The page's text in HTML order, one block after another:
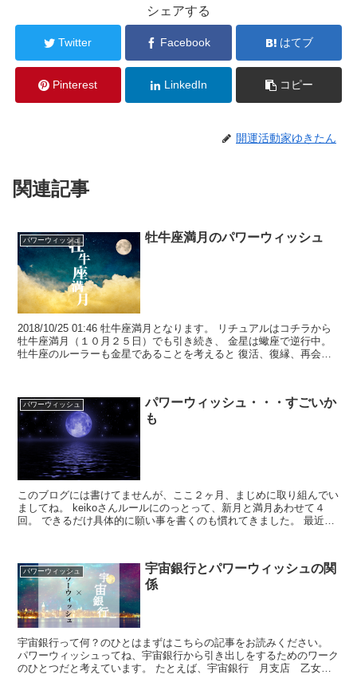
シェアする
Twitter Facebook はてブ
Pinterest LinkedIn コピー
開運活動家ゆきたん
関連記事
パワーウィッシュ 牡牛座満月のパワーウィッシュ
2018/10/25 01:46 牡牛座満月となります。 リチュアルはコチラから
牡牛座満月（１０月２５日）でも引き続き、 金星は蠍座で逆行中。
牡牛座のルーラーも金星であることを考えると 復活、復縁、再会の
パワーウィッシュ
パワーウィッシュ・・・すごいか
も
このブログには書けてませんが、ここ２ヶ月、まじめに取り組んでい
ましてね。 keikoさんルールにのっとって、新月と満月あわせて４
回。 できるだけ具体的に願い事を書くのも慣れてきました。 最近、
パワーウィッシュ
宇宙銀行とパワーウィッシュの関
係
宇宙銀行って何？のひとはまずはこちらの記事をお読みください。
パワーウィッシュってね、宇宙銀行から引き出しをするためのワーク
のひとつだと考えています。 たとえば、宇宙銀行 月支店 乙女座